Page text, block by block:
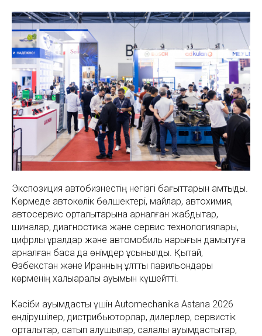
Экспозиция автобизнестің негізгі бағыттарын қамтыды.
Көрмеде автокөлік бөлшектері, майлар, автохимия,
автосервис орталықтарына арналған жабдықтар,
шиналар, диагностика және сервис технологиялары,
цифрлық құралдар және автомобиль нарығын дамытуға
арналған басқа да өнімдер ұсынылды. Қытай,
Өзбекстан және Иранның ұлттық павильондары
көрменің халықаралық ауқымын күшейтті.
Кәсіби қауымдастық үшін Automechanika Astana 2026
өндірушілер, дистрибьюторлар, дилерлер, сервистік
орталықтар, сатып алушылар, салалық қауымдастықтар,